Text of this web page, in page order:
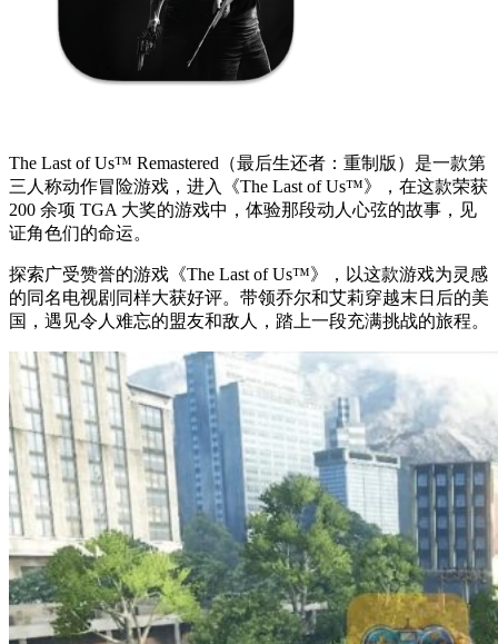
The Last of Us™ Remastered（最后生还者：重制版）是一款第
三人称动作冒险游戏，进入《The Last of Us™》，在这款荣获
200 余项 TGA 大奖的游戏中，体验那段动人心弦的故事，见
证角色们的命运。
探索广受赞誉的游戏《The Last of Us™》，以这款游戏为灵感
的同名电视剧同样大获好评。带领乔尔和艾莉穿越末日后的美
国，遇见令人难忘的盟友和敌人，踏上一段充满挑战的旅程。